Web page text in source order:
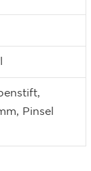
Pinsel